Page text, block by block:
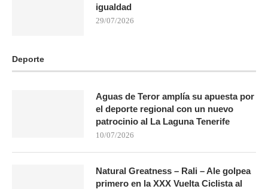
igualdad
29/07/2026
Deporte
Aguas de Teror amplía su apuesta por
el deporte regional con un nuevo
patrocinio al La Laguna Tenerife
10/07/2026
Natural Greatness – Rali – Ale golpea
primero en la XXX Vuelta Ciclista al